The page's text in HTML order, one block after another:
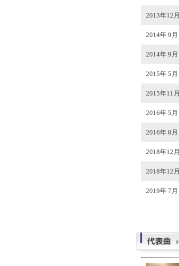
2013年12月
2014年 9月
2014年 9月
2015年 5月
2015年11月
2016年 5月
2016年 8月
2018年12月
2018年12月
2019年 7月